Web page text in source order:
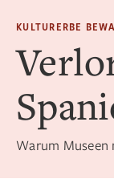
KULTURERBE
Warum